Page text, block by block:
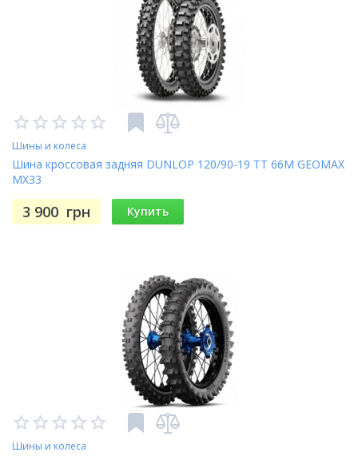
Шины и колеса
Шина кроссовая задняя DUNLOP 120/90-19 TT 66M GEOMAX
MX33
3 900 грн Купить
Шины и колеса